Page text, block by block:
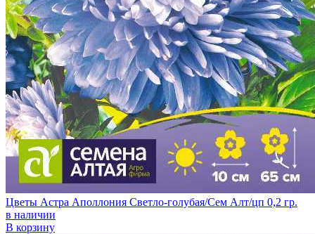
Цветы Астра Аполлония Светло-голубая/Сем Алт/цп 0,2 гр.
в наличии
В корзину